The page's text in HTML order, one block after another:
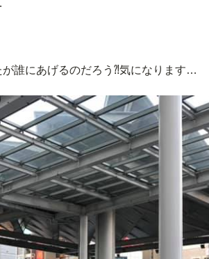
誰にあげるのだろう⁈気になります…